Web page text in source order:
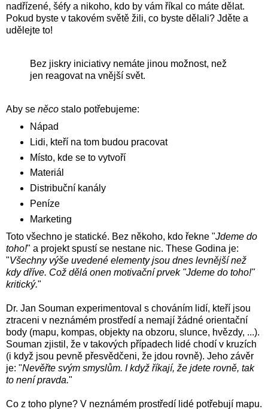
nadřízené, šéfy a nikoho, kdo by vám říkal co máte dělat.
Pokud byste v takovém světě žili, co byste dělali? Jděte a
udělejte to!
Bez jiskry iniciativy nemáte jinou možnost, než
jen reagovat na vnější svět.
Aby se něco stalo potřebujeme:
Nápad
Lidi, kteří na tom budou pracovat
Místo, kde se to vytvoří
Materiál
Distribuční kanály
Peníze
Marketing
Toto všechno je statické. Bez někoho, kdo řekne "Jdeme do
toho!" a projekt spustí se nestane nic. These Godina je:
"Všechny výše uvedené elementy jsou dnes levnější než
kdy dříve. Což dělá onen motivačníprvek "Jdeme do toho!"
kritický."
Dr. Jan Souman experimentoval s chováním lidí, kteří jsou
ztraceni v neznámém prostředí a nemají žádné orientační
body (mapu, kompas, objekty na obzoru, slunce, hvězdy, ...).
Souman zjistil, že v takových případech lidé chodí v kruzích
(i když jsou pevně přesvědčeni, že jdou rovně). Jeho závěr
je: "Nevěřte svým smyslům. I když říkají, že jdete rovně, tak
to není pravda."
Co z toho plyne? V neznámém prostředí lidé potřebují mapu.